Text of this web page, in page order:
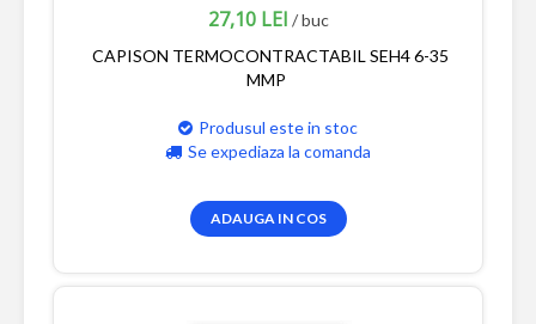
27,10 LEI / buc
CAPISON TERMOCONTRACTABIL SEH4 6-35
MMP
Produsul este in stoc
Se expediaza la comanda
ADAUGA IN COS